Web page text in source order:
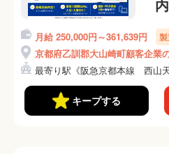
月給 250,000円～361,639円
京都府乙訓郡大山崎町顧客企業
接時にご説明いたします！
最寄り駅《阪急京都本線 西山天
キープする